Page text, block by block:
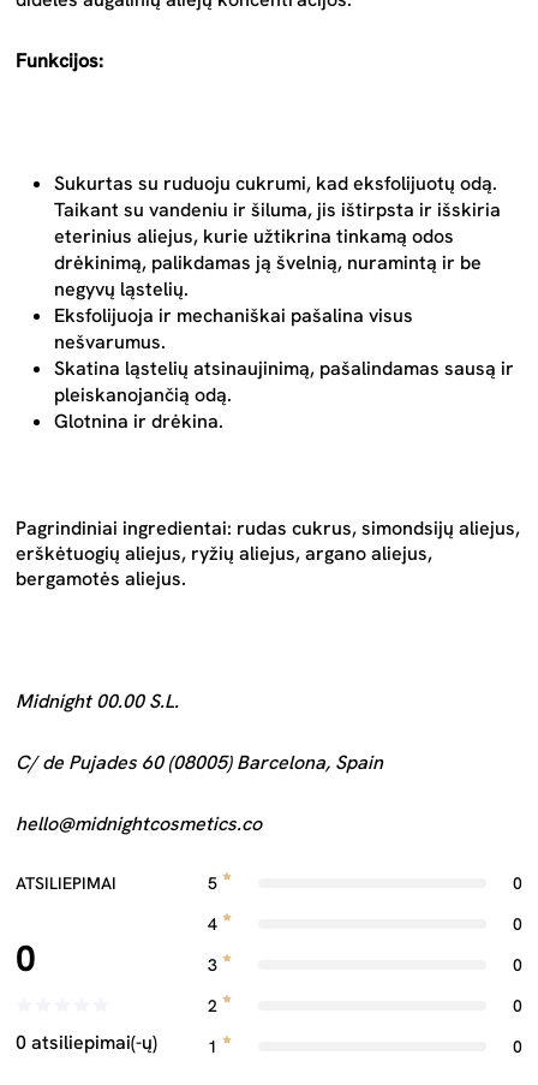
Funkcijos:
Sukurtas su ruduoju cukrumi, kad eksfolijuotų odą.
Taikant su vandeniu ir šiluma, jis ištirpsta ir išskiria
eterinius aliejus, kurie užtikrina tinkamą odos
drėkinimą, palikdamas ją švelnią, nuramintą ir be
negyvų ląstelių.
Eksfolijuoja ir mechaniškai pašalina visus
nešvarumus.
Skatina ląstelių atsinaujinimą, pašalindamas sausą ir
pleiskanojančią odą.
Glotnina ir drėkina.
Pagrindiniai ingredientai: rudas cukrus, simondsijų aliejus,
erškėtuogių aliejus, ryžių aliejus, argano aliejus,
bergamotės aliejus.
Midnight 00.00 S.L.
C/ de Pujades 60 (08005) Barcelona, Spain
hello@midnightcosmetics.co
ATSILIEPIMAI
0
0 atsiliepimai(-ų)
5
0
4
0
3
0
2
0
1
0